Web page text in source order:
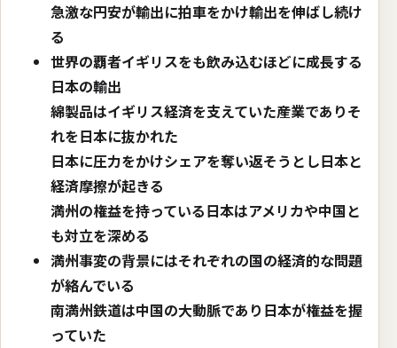
急激な円安が輸出に拍車をかけ輸出を伸ばし続け
る
世界の覇者イギリスをも飲み込むほどに成長する
日本の輸出
綿製品はイギリス経済を支えていた産業でありそ
れを日本に抜かれた
日本に圧力をかけシェアを奪い返そうとし日本と
経済摩擦が起きる
満州の権益を持っている日本はアメリカや中国と
も対立を深める
満州事変の背景にはそれぞれの国の経済的な問題
が絡んでいる
南満州鉄道は中国の大動脈であり日本が権益を握
っていた